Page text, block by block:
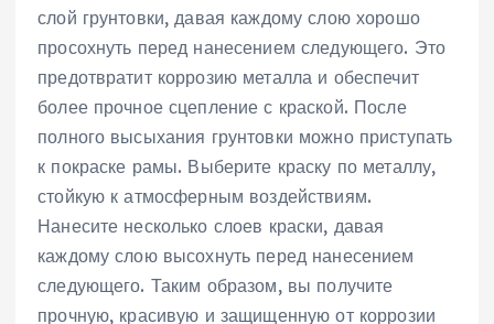
слой грунтовки, давая каждому слою хорошо
просохнуть перед нанесением следующего. Это
предотвратит коррозию металла и обеспечит
более прочное сцепление с краской. После
полного высыхания грунтовки можно приступать
к покраске рамы. Выберите краску по металлу,
стойкую к атмосферным воздействиям.
Нанесите несколько слоев краски, давая
каждому слою высохнуть перед нанесением
следующего. Таким образом, вы получите
прочную, красивую и защищенную от коррозии